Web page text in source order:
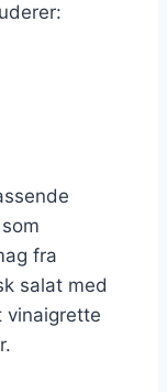
fra
salat med
vinaigrette